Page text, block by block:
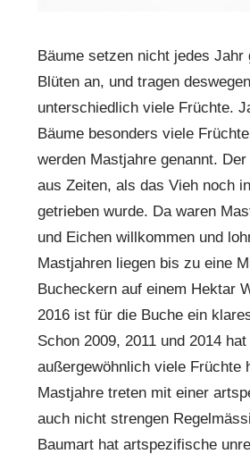
Bäume setzen nicht jedes Jahr
Blüten an, und tragen
unterschiedlich viele Früchte.
Bäume besonders viele
werden Mastjahre genannt.
aus Zeiten, als das Vieh noch
getrieben wurde. Da waren
und Eichen willkommen und
Mastjahren liegen bis zu eine
Bucheckern auf einem Hektar
2016 ist für die Buche ein
Schon 2009, 2011 und 2014
außergewöhnlich viele Früchte
Mastjahre treten mit einer
auch nicht strengen
Baumart hat artspezifische